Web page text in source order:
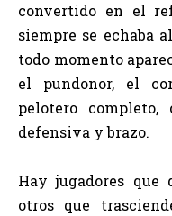
convertido en el
siempre se echaba
todo momento
el pundonor, el
pelotero completo,
defensiva y brazo.
Hay jugadores que
otros que